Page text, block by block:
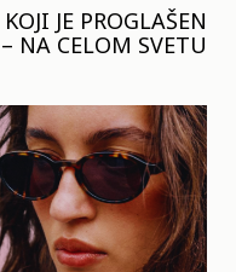
JE PROGLAŠEN
NA CELOM SVETU